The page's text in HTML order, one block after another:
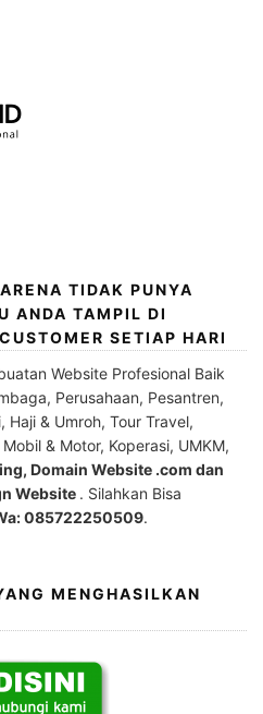
TIDAK PUNYA
ANDA TAMPIL DI
SETIAP HARI
Website Profesional Baik
Perusahaan, Pesantren,
Haji & Umroh, Tour Travel,
& Motor, Koperasi, UMKM,
Domain Website .com dan
Website . Silahkan Bisa
085722250509.
MENGHASILKAN